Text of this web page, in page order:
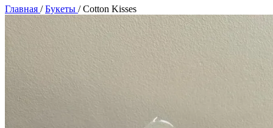
Главная / Букеты / Cotton Kisses